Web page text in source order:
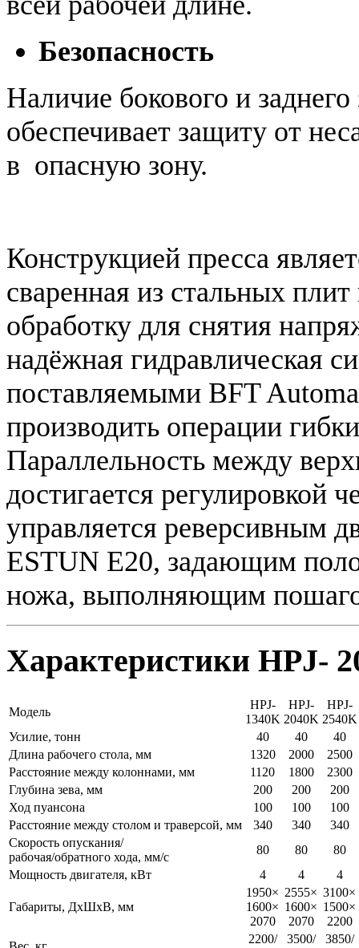
Безопасность
Наличие бокового и
обеспечивает защиту от
в опасную зону.
Конструкцией пресса
сваренная из стальных
обработку для снятия
надёжная гидравлическая
поставляемыми BFT
производить операции
Параллельность между
достигается регулировкой
управляется реверсивным
ESTUN E20, задающим
ножа, выполняющим
Характеристики HPJ-
Модель
HPJ-
1340K
HPJ-
2040K
HPJ-
2540K
Усилие, тонн
40 40
40
Длина рабочего стола, мм
1320 2000
2500
Расстояние между колоннами, мм
1120 1800
2300
Глубина зева, мм
200 200
200
Ход пуансона
100 100
100
Расстояние между столом и траверсой, мм
340 340
340
Скорость опускания/
рабочая/обратного хода, мм/с
80 80
80
Мощность двигателя, кВт
4 4 4
Габариты, ДхШхВ, мм
1950×
1600×
2070
2555×
1600×
2070
3100×
1500×
2200
2200/
3500/
3850/